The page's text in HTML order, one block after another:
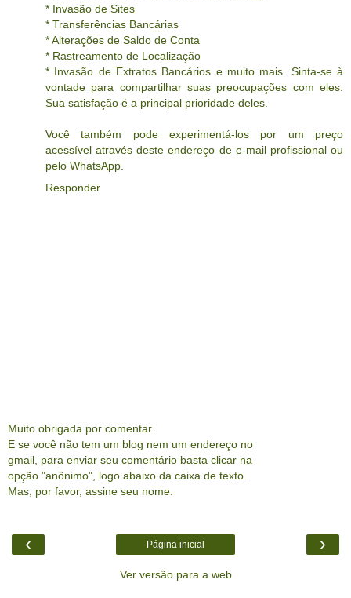
* Invasão de Sites
* Transferências Bancárias
* Alterações de Saldo de Conta
* Rastreamento de Localização
* Invasão de Extratos Bancários e muito mais. Sinta-se à
vontade para compartilhar suas preocupações com eles.
Sua satisfação é a principal prioridade deles.
Você também pode experimentá-los por um preço
acessível através deste endereço de e-mail profissional ou
pelo WhatsApp.
Responder
Muito obrigada por comentar.
E se você não tem um blog nem um endereço no
gmail, para enviar seu comentário basta clicar na
opção "anônimo", logo abaixo da caixa de texto.
Mas, por favor, assine seu nome.
‹ ›
Página inicial
Ver versão para a web